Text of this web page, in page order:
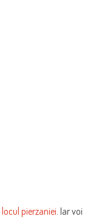
locul pierzaniei. Iar voi